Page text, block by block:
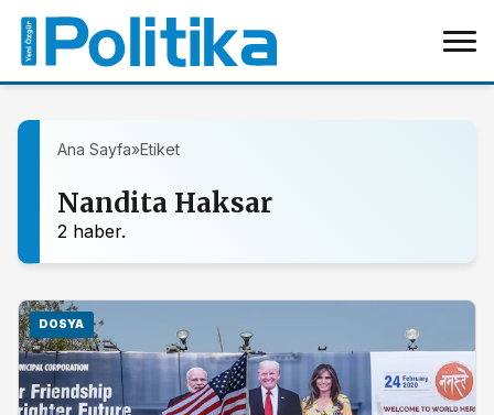
Ana Sayfa»Etiket
Nandita Haksar
2 haber.
DOSYA